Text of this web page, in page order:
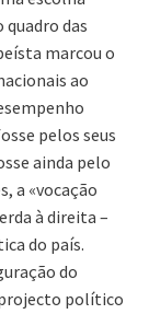
das
marcou o
ao
pelos seus
ainda pelo
a «vocação
à direita –
do país.
do
projecto político